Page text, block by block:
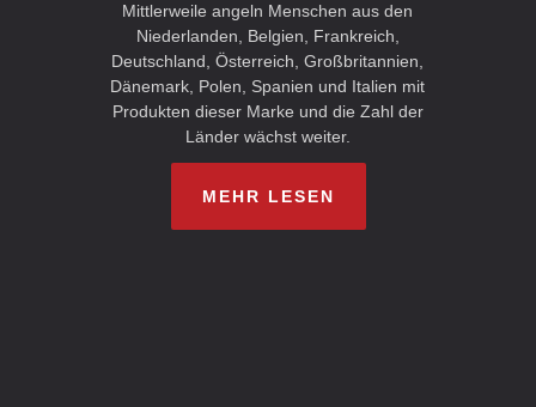
Mittlerweile angeln Menschen aus den
Niederlanden, Belgien, Frankreich,
Deutschland, Österreich, Großbritannien,
Dänemark, Polen, Spanien und Italien mit
Produkten dieser Marke und die Zahl der
Länder wächst weiter.
MEHR LESEN